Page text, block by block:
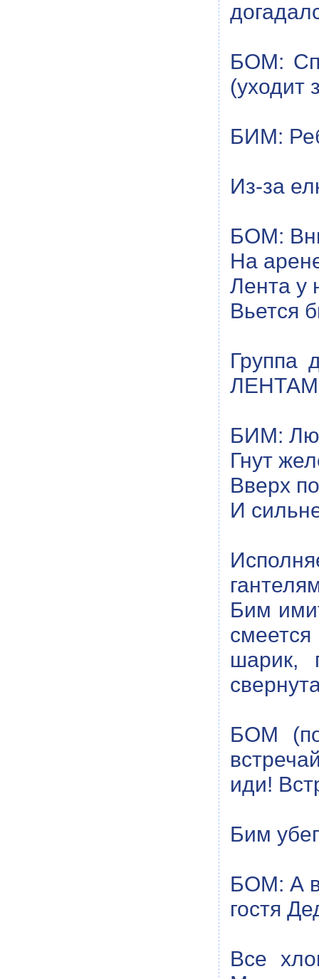
БОМ:
(уходит
БИМ:
Из-за
БОМ:
На
Лента у
Вьется
БИМ:
Гнут
Вверх
И
Бим
шарик,
БОМ
иди!
Бим
БОМ: А
гостя
Все